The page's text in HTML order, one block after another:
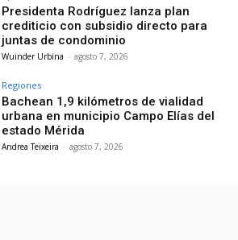
Presidenta Rodríguez lanza plan
crediticio con subsidio directo para
juntas de condominio
Wuinder Urbina - agosto 7, 2026
Regiones
Bachean 1,9 kilómetros de vialidad
urbana en municipio Campo Elías del
estado Mérida
Andrea Teixeira - agosto 7, 2026